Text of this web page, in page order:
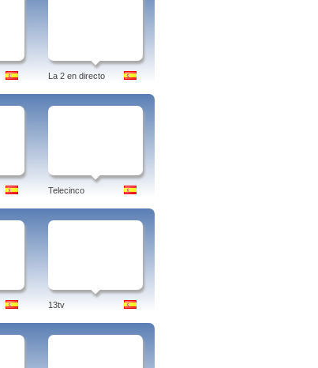
La 2 en directo
Telecinco
13tv